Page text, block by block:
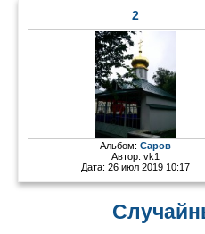
2
Альбом:Саров
Автор:vk1
Дата: 26 июл 2019 10:17